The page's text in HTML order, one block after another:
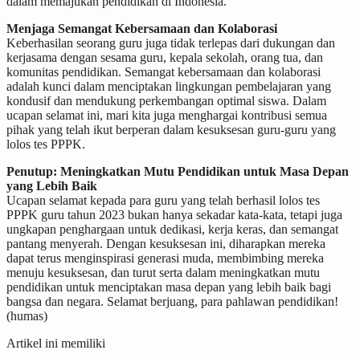
Menjaga Semangat Kebersamaan dan Kolaborasi
Keberhasilan seorang guru juga tidak terlepas dari dukungan dan
kerjasama dengan sesama guru, kepala sekolah, orang tua, dan
komunitas pendidikan. Semangat kebersamaan dan kolaborasi
adalah kunci dalam menciptakan lingkungan pembelajaran yang
kondusif dan mendukung perkembangan optimal siswa. Dalam
ucapan selamat ini, mari kita juga menghargai kontribusi semua
pihak yang telah ikut berperan dalam kesuksesan guru-guru yang
lolos tes PPPK.
Penutup: Meningkatkan Mutu Pendidikan untuk Masa Depan
yang Lebih Baik
Ucapan selamat kepada para guru yang telah berhasil lolos tes
PPPK guru tahun 2023 bukan hanya sekadar kata-kata, tetapi juga
ungkapan penghargaan untuk dedikasi, kerja keras, dan semangat
pantang menyerah. Dengan kesuksesan ini, diharapkan mereka
dapat terus menginspirasi generasi muda, membimbing mereka
menuju kesuksesan, dan turut serta dalam meningkatkan mutu
pendidikan untuk menciptakan masa depan yang lebih baik bagi
bangsa dan negara. Selamat berjuang, para pahlawan pendidikan!
(humas)
Artikel ini memiliki